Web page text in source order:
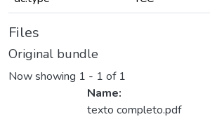
Files
Original bundle
Now showing 1 - 1 of 1
Name:
texto completo.pdf